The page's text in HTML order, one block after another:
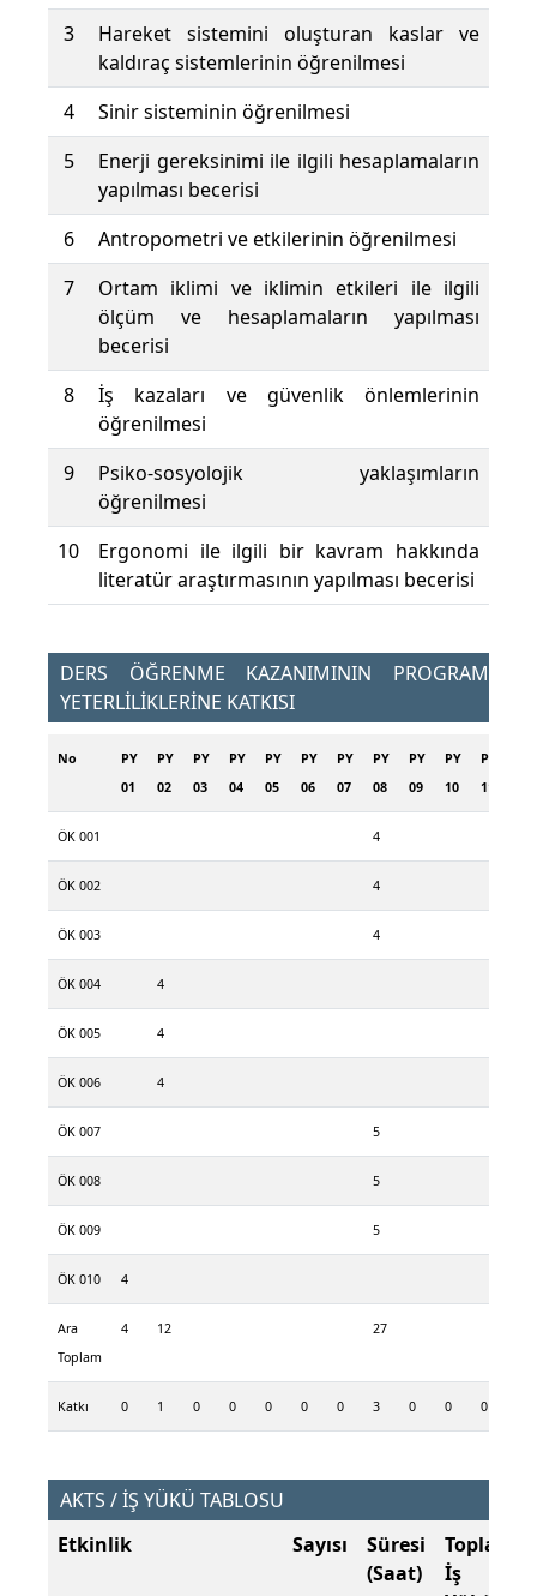
3
Hareket sistemini oluşturan kaslar ve
kaldıraç sistemlerinin öğrenilmesi
4
Sinir sisteminin öğrenilmesi
5
Enerji gereksinimi ile ilgili hesaplamaların
yapılması becerisi
6
Antropometri ve etkilerinin öğrenilmesi
7
Ortam iklimi ve iklimin etkileri ile ilgili
ölçüm ve hesaplamaların yapılması
becerisi
8
İş kazaları ve güvenlik önlemlerinin
öğrenilmesi
9
Psiko-sosyolojik yaklaşımların
öğrenilmesi
10
Ergonomi ile ilgili bir kavram hakkında
literatür araştırmasının yapılması becerisi
DERS ÖĞRENME KAZANIMININ PROGRAM
YETERLİLİKLERİNE KATKISI
No
PY
01
PY
02
PY
03
PY
04
PY
05
PY
06
PY
07
PY
08
PY
09
PY
10
PY
11
ÖK 001 4
ÖK 002 4
ÖK 003 4
ÖK 004 4
ÖK 005 4
ÖK 006 4
ÖK 007 5
ÖK 008 5
ÖK 009 5
ÖK 010 4
Ara
Toplam
4 12 27
Katkı 0 1 0 0 0 0 0 3 0 0 0
AKTS / İŞ YÜKÜ TABLOSU
Etkinlik
Sayısı
Süresi
(Saat)
Toplam
İş